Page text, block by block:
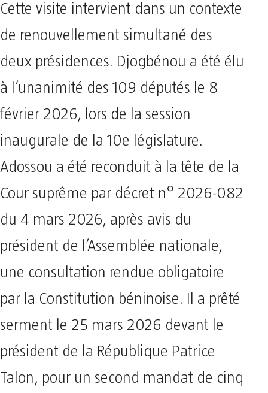
Cette visite intervient dans un contexte
de renouvellement simultané des
deux présidences. Djogbénou a été élu
à l’unanimité des 109 députés le 8
février 2026, lors de la session
inaugurale de la 10e législature.
Adossou a été reconduit à la tête de la
Cour suprême par décret n° 2026-082
du 4 mars 2026, après avis du
président de l’Assemblée nationale,
une consultation rendue obligatoire
par la Constitution béninoise. Il a prêté
serment le 25 mars 2026 devant le
président de la République Patrice
Talon, pour un second mandat de cinq